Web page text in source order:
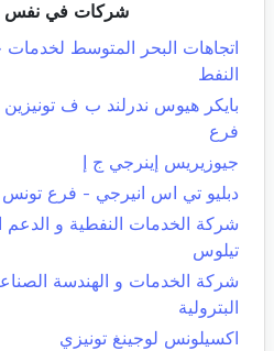
شركات في نفس
اتجاهات البحر المتوسط
النفط
بايكر هيوس ندرلند ب ف تونيزين
فرع
جيوزيريس إينرجي ج إ
دبليو تي اس انيرجي - فرع تونس
شركة الخدمات النفطية و الدعم
تيلوس
شركة الخدمات و الهندسة
البترولية
اكسيلونس لوجينغ تونيزي